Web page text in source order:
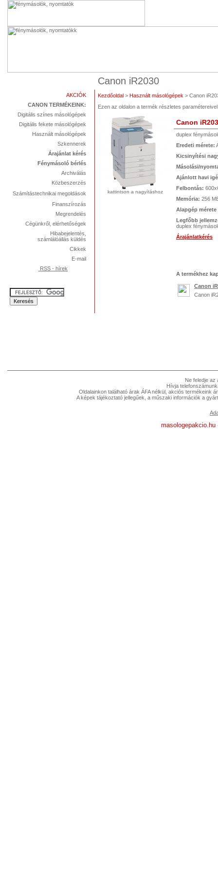
AKCIÓK
CANON TERMÉKEINK:
Digitális színes másológépek
Digitális fekete másológépek
Használt másológépek
Szkennerek
Árajánlat kérés
Fénymásoló bérlés
Archiválás
Közbeszerzés
Számítástechnikai megoldások
Finanszírozás
Megrendelés
Cégünkről, elérhetőségek
Hibabejelentés,
számlálóállás küldés
Cikkek
E-mail
RSS - hírek
Canon iR2030
Kezdőoldal > Használt másológépek > Canon
Ezen az oldalon a termék részletes
kattintson a nagyításhoz
Canon
duplex
Eredeti mérete:
Kicsinyítési
Másolási/
Ajánlott havi
Felbontás:
Memória: 256
Alapgép mérete
Legfőbb
duplex
Árajánlatkérés
A termékhez
Canon
Canon
Ne feledje az
Hívja
Oldalainkon található árak ÁFA nélkül, akciós termékeink
A képek tájékoztató jellegűek, a műszaki információk a
masologepakcio.hu